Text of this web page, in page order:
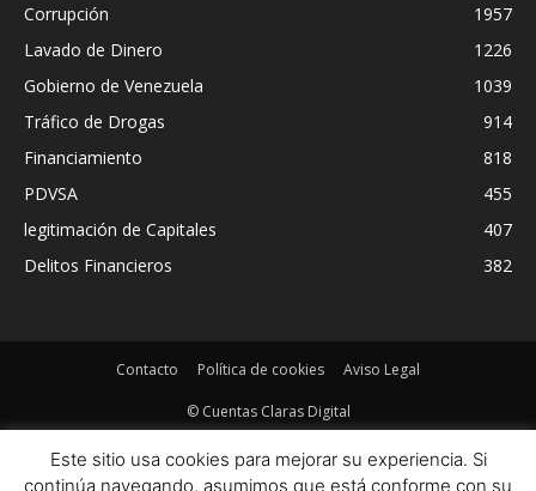
Corrupción
1957
Lavado de Dinero
1226
Gobierno de Venezuela
1039
Tráfico de Drogas
914
Financiamiento
818
PDVSA
455
legitimación de Capitales
407
Delitos Financieros
382
Contacto Política de cookies Aviso Legal
© Cuentas Claras Digital
Este sitio usa cookies para mejorar su experiencia. Si
continúa navegando, asumimos que está conforme con su